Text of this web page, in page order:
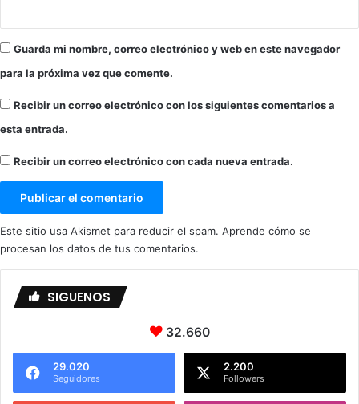
e
r
a
L
a
n
a
L
r
Guarda mi nombre, correo electrónico y web en este navegador
para la próxima vez que comente.
Recibir un correo electrónico con los siguientes comentarios a
esta entrada.
Recibir un correo electrónico con cada nueva entrada.
Este sitio usa Akismet para reducir el spam. Aprende cómo se
procesan los datos de tus comentarios.
SIGUENOS
32.660
29.020
Seguidores
2.200
Followers